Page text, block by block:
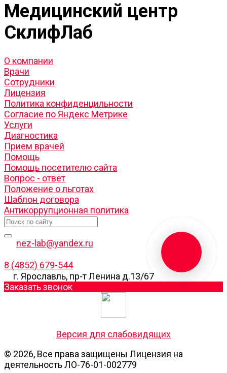
Медицинский центр
СклифЛаб
О компании
Врачи
Сотрудники
Лицензия
Политика конфиденцильности
Согласие по Яндекс Метрике
Услуги
Диагностика
Прием врачей
Помощь
Помощь посетителю сайта
Вопрос - ответ
Положение о льготах
Шаблон договора
Антикоррупционная политика
nez-lab@yandex.ru
8 (4852) 679-544
г. Ярославль, пр-т Ленина д.13/67
Заказать звонок
Версия для слабовидящих
© 2026, Все права защищены Лицензия на
деятельность ЛО-76-01-002779